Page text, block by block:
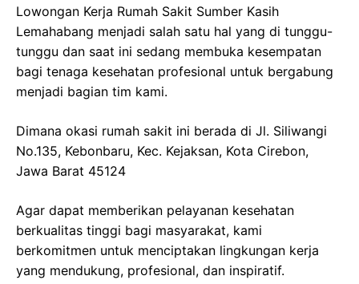
Lowongan Kerja Rumah Sakit Sumber Kasih
Lemahabang menjadi salah satu hal yang di tunggu-
tunggu dan saat ini sedang membuka kesempatan
bagi tenaga kesehatan profesional untuk bergabung
menjadi bagian tim kami.
Dimana okasi rumah sakit ini berada di Jl. Siliwangi
No.135, Kebonbaru, Kec. Kejaksan, Kota Cirebon,
Jawa Barat 45124
Agar dapat memberikan pelayanan kesehatan
berkualitas tinggi bagi masyarakat, kami
berkomitmen untuk menciptakan lingkungan kerja
yang mendukung, profesional, dan inspiratif.